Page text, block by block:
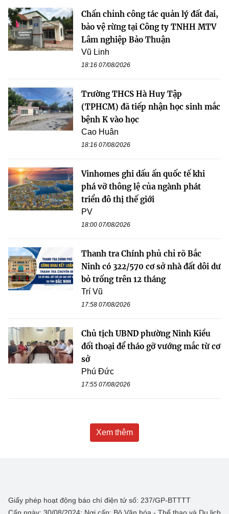
Chấn chỉnh công tác quản lý đất đai,
bảo vệ rừng tại Công ty TNHH MTV
Lâm nghiệp Bảo Thuận
Vũ Linh
18:16 07/08/2026
Trường THCS Hà Huy Tập
(TPHCM) đã tiếp nhận học sinh mắc
bệnh K vào học
Cao Huân
18:16 07/08/2026
Vinhomes ghi dấu ấn quốc tế khi
phá vỡ thông lệ của ngành phát
triển đô thị thế giới
PV
18:00 07/08/2026
Thanh tra Chính phủ chỉ rõ Bắc
Ninh có 322/570 cơ sở nhà đất dôi dư
bỏ trống trên 12 tháng
Trí Vũ
17:58 07/08/2026
Chủ tịch UBND phường Ninh Kiều
đối thoại để tháo gỡ vướng mắc từ cơ
sở
Phú Đức
17:55 07/08/2026
Xem thêm
Giấy phép hoạt động báo chí điện tử số: 237/GP-BTTTT
Cấp ngày: 30/08/2024; Nơi cấp: Bộ Văn hóa - Thể thao và Du lịch